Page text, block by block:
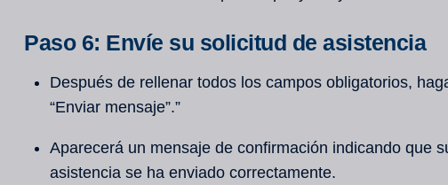
Paso 6: Envíe su solicitud de asistencia
Después de rellenar todos los campos obligatorios,
“Enviar mensaje”.”
Aparecerá un mensaje de confirmación indicando que
asistencia se ha enviado correctamente.